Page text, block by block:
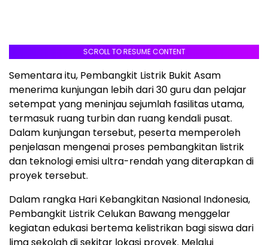
SCROLL TO RESUME CONTENT
Sementara itu, Pembangkit Listrik Bukit Asam
menerima kunjungan lebih dari 30 guru dan pelajar
setempat yang meninjau sejumlah fasilitas utama,
termasuk ruang turbin dan ruang kendali pusat.
Dalam kunjungan tersebut, peserta memperoleh
penjelasan mengenai proses pembangkitan listrik
dan teknologi emisi ultra-rendah yang diterapkan di
proyek tersebut.
Dalam rangka Hari Kebangkitan Nasional Indonesia,
Pembangkit Listrik Celukan Bawang menggelar
kegiatan edukasi bertema kelistrikan bagi siswa dari